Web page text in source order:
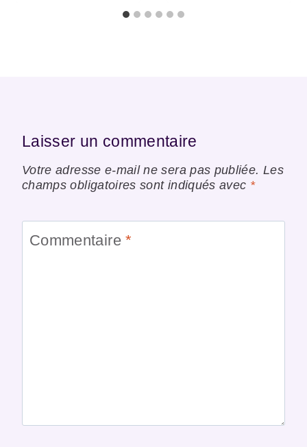
Laisser un commentaire
Votre adresse e-mail ne sera pas publiée. Les
champs obligatoires sont indiqués avec *
Commentaire*